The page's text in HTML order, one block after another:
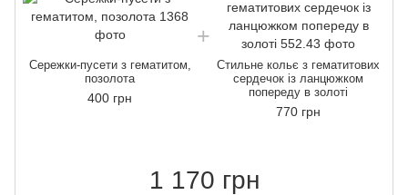
Сережки-пусети з гематитом,
позолота
400 грн
Стильне кольє з гематитових
сердечок із ланцюжком
попереду в золоті
770 грн
1 170 грн